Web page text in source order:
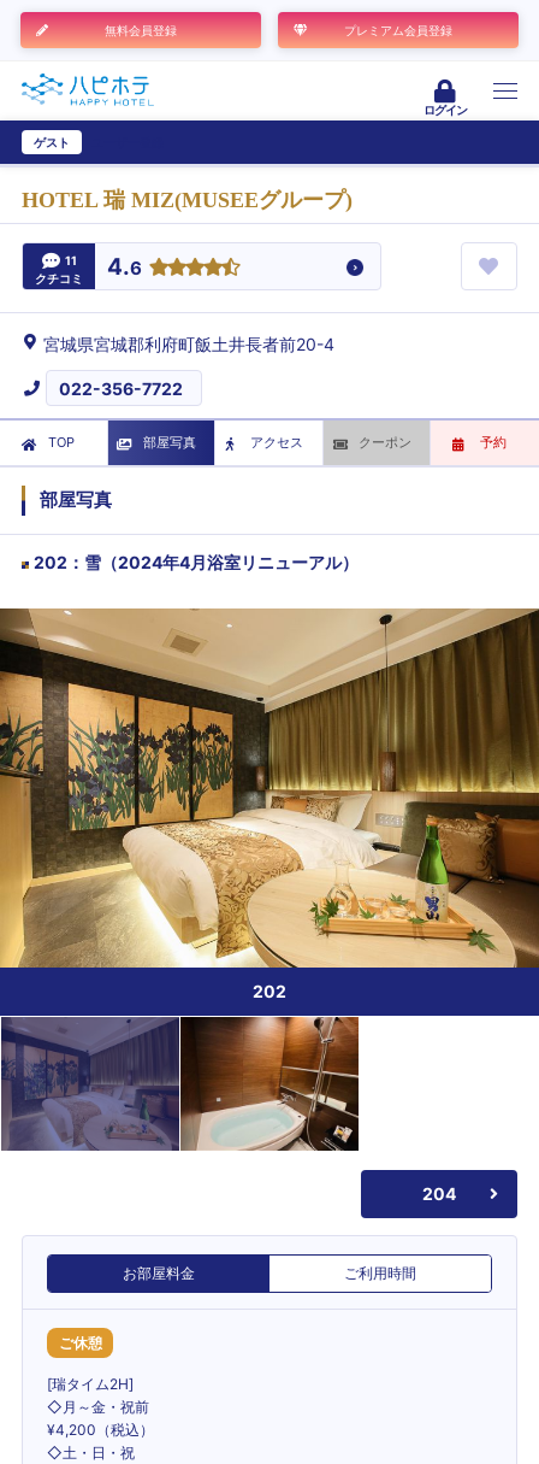
無料会員登録 プレミアム会員登録
ログイン
ゲスト
HOTEL 瑞 MIZ(MUSEEグループ)
11
クチコミ
4.6
宮城県宮城郡利府町飯土井長者前20-4
022-356-7722
TOP 部屋写真 アクセス クーポン 予約
部屋写真
202 ： 雪（2024年4月浴室リニューアル）
202
204
お部屋料金 ご利用時間
ご休憩
[瑞タイム2H]
◇月～金・祝前
¥4,200（税込）
◇土・日・祝